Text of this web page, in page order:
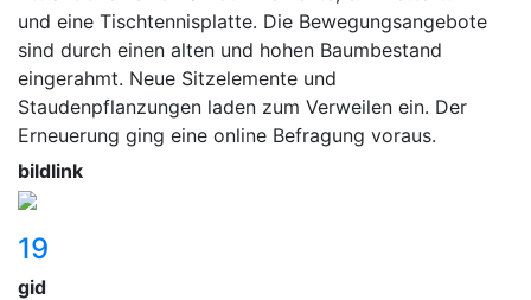
und eine Tischtennisplatte. Die Bewegungsangebote
sind durch einen alten und hohen Baumbestand
eingerahmt. Neue Sitzelemente und
Staudenpflanzungen laden zum Verweilen ein. Der
Erneuerung ging eine online Befragung voraus.
bildlink
19
gid